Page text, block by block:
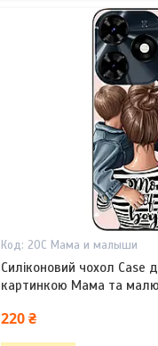
20С Мама и малыши
Силіконовий чохол Case
картинкою Мама та
220 ₴